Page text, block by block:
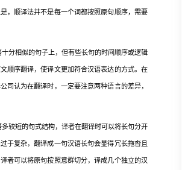
，顺译法并不是每一个词都按照原句顺序，需要
分相似的句子上，但有些长句的时间顺序或逻辑
顺序翻译，使译文更加符合汉语表达的方式。在
认为在翻译时，一定要注意两种语言的差异，
较短的句式结构，译者在翻译时可以将长句分开
于复杂，翻译成一句汉语长句会显得冗长拖沓且
者可以将原句按照意群切分，译成几个独立的汉